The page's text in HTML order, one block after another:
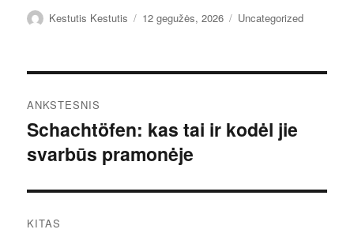
Autorius
Kestutis Kestutis Paskelbta
12 gegužės, 2026 Kategorijos
Uncategorized
tarp
įrašų
ANKSTESNIS
Ankstesnis
įrašas:
Schachtöfen: kas tai ir kodėl jie
svarbūs pramonėje
KITAS